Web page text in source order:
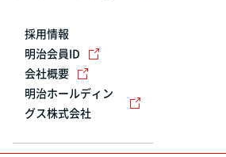
採用情報
明治会員ID
会社概要
明治ホールディン
グス株式会社